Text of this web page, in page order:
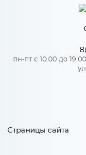
Жесткость матраса: 5
пн-пт с 10.00 до
Страницы сайта